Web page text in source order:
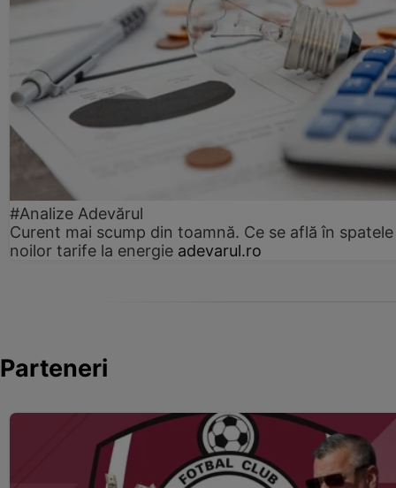
#Analize Adevărul
Curent mai scump din toamnă. Ce se află în spatele
noilor tarife la energie adevarul.ro
Parteneri